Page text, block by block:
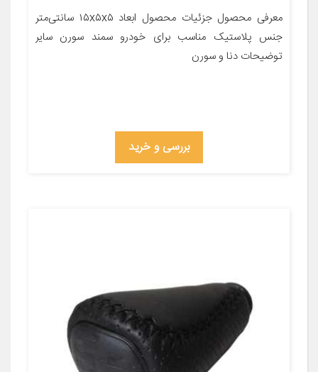
معرفی محصول جزئیات محصول ابعاد ۱۵x۵x۵ سانتی‌متر
جنس پلاستیک مناسب برای خودرو سمند سورن سایر
توضیحات دنا و سورن
بررسی و خرید